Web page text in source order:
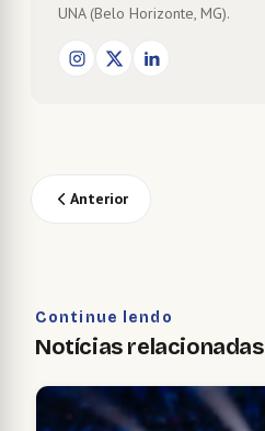
UNA (Belo Horizonte, MG).
Anterior
Continue lendo
Notícias relacionadas